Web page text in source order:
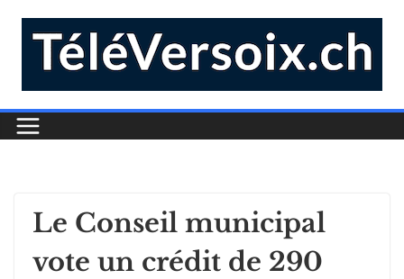
Le Conseil municipal
vote un crédit de 290